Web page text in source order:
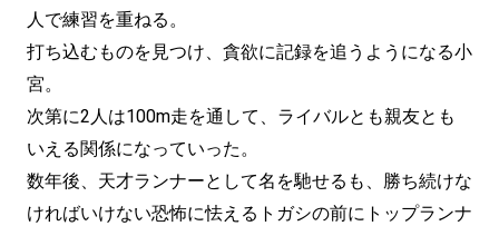
人で練習を重ねる。
打ち込むものを見つけ、貪欲に記録を追うようになる小
宮。
次第に2人は100m走を通して、ライバルとも親友とも
いえる関係になっていった。
数年後、天才ランナーとして名を馳せるも、勝ち続けな
ければいけない恐怖に怯えるトガシの前にトップランナ